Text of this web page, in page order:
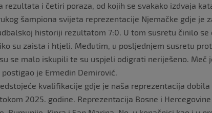
rezultata i četiri poraza, od kojih se svakako izdvaja
šampiona svijeta reprezentacije Njemačke gdje je
historiji rezultatom 7:0. U tom susretu činilo se
su zaista i htjeli. Međutim, u posljednjem susretu
se malo iskupili te su uspjeli odigrati neriješeno. Meč
je Ermedin Demirović.
kvalifikacije gdje je naša reprezentacija
2025. godine. Reprezentacija Bosne i